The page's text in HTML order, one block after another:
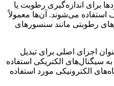
برای اندازه‌گیری رطوبت یا
می‌شوند. آن‌ها معمولاً
رطوبتی مانند سنسورهای
اجزای اصلی برای تبدیل
سیگنال‌های الکتریکی استفاده
الکترونیکی مورد استفاده